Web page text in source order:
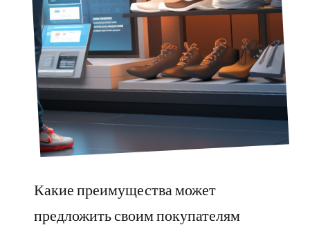
Какие преимущества может
предложить своим покупателям